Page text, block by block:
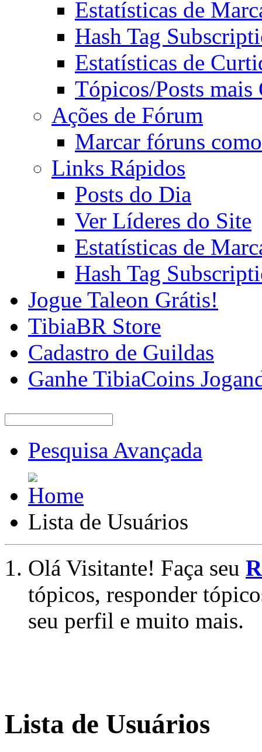
Estatísticas de
Hash Tag
Estatísticas de
Tópicos/Posts mais
Ações de Fórum
Marcar fóruns
Links Rápidos
Posts do Dia
Ver Líderes do Site
Estatísticas de
Hash Tag
Jogue Taleon Grátis!
TibiaBR Store
Cadastro de Guildas
Ganhe TibiaCoins
Pesquisa Avançada
Lista de Usuários
Olá Visitante! Faça seu
tópicos, responder
seu perfil e muito mais.
Lista de Usuários